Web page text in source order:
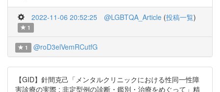
2022-11-06 20:52:25 @LGBTQA_Article (投稿一覧)
1
1 @roD3elVemRCutfG
【GID】針間克己「メンタルクリニックにおける性同一性障
害診療の実際 : 非定型例の診断・鑑別・治療をめぐって」精